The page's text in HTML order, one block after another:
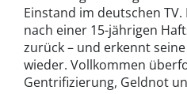
Einstand im deutschen
nach einer 15-jährigen
zurück – und erkennt
wieder. Vollkommen
Gentrifizierung, Geldnot